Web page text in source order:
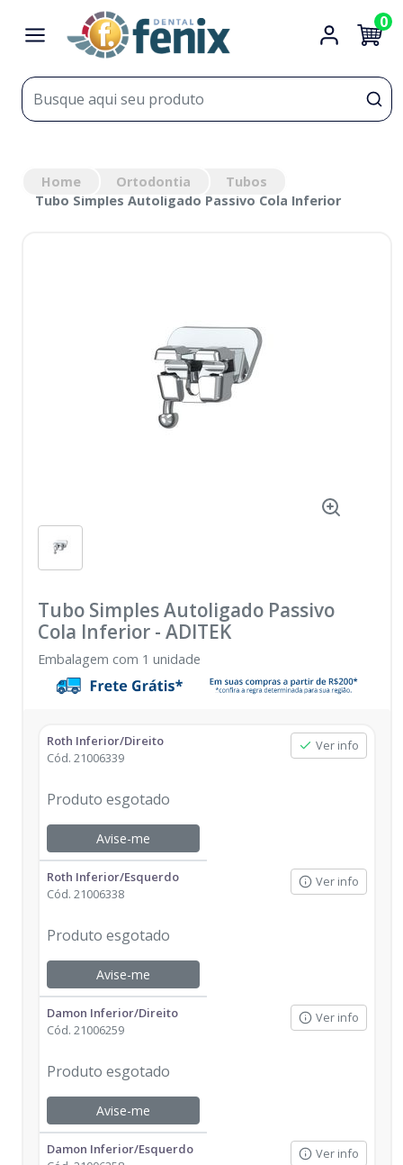
0
Home Ortodontia
Tubos
Tubo Simples Autoligado Passivo Cola Inferior
Tubo Simples Autoligado Passivo
Cola Inferior - ADITEK
Embalagem com 1 unidade
Roth Inferior/Direito
Cód. 21006339
Ver info
Produto esgotado
Avise-me
Roth Inferior/Esquerdo
Cód. 21006338
Ver info
Produto esgotado
Avise-me
Damon Inferior/Direito
Cód. 21006259
Ver info
Produto esgotado
Avise-me
Damon Inferior/Esquerdo
Ver info